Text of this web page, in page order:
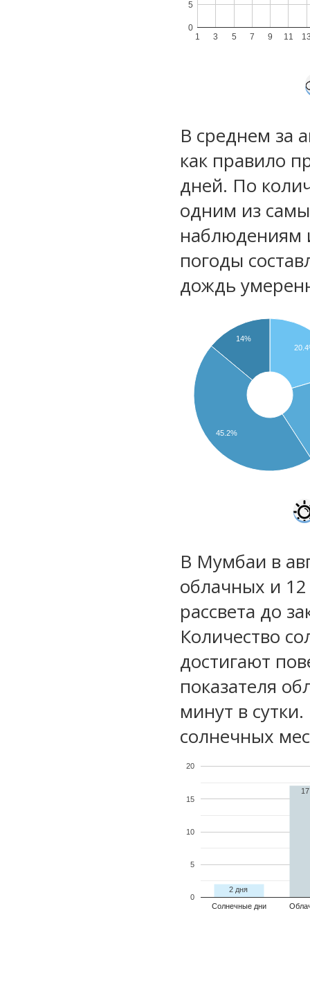
1 3 5 7 9 11
0
5
В среднем за
как правило
дней. По
одним из
наблюдениям
погоды
дождь
14%
45.2%
В Мумбаи в
облачных и
рассвета до
Количество
достигают
показателя
минут в
солнечных
Солнечные дни
0
5
10
15
20
2 дня